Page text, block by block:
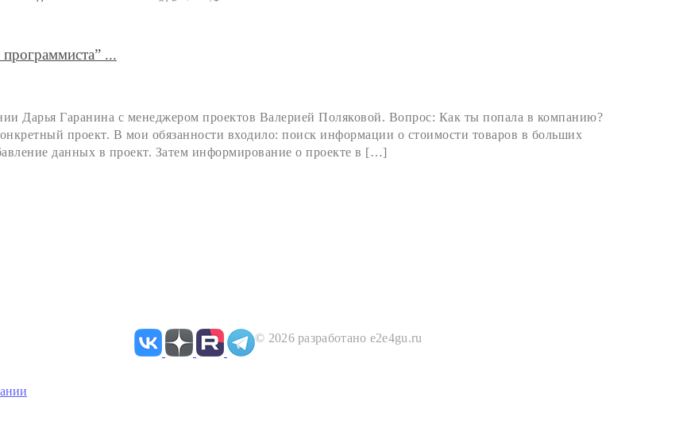
...
Дарья Гаранина с менеджером проектов Валерией Поляковой. Вопрос: Как ты попала в компанию?
проект. В мои обязанности входило: поиск информации о стоимости товаров в больших
данных в проект. Затем информирование о проекте в […]
© 2026 разработано e2e4gu.ru